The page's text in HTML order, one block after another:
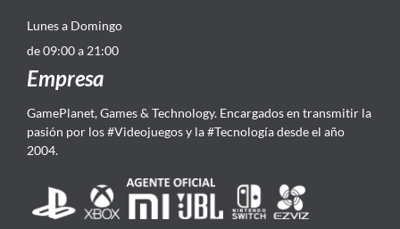
Lunes a Domingo
de 09:00 a 21:00
Empresa
GamePlanet, Games & Technology. Encargados en transmitir la
pasión por los #Videojuegos y la #Tecnología desde el año
2004.